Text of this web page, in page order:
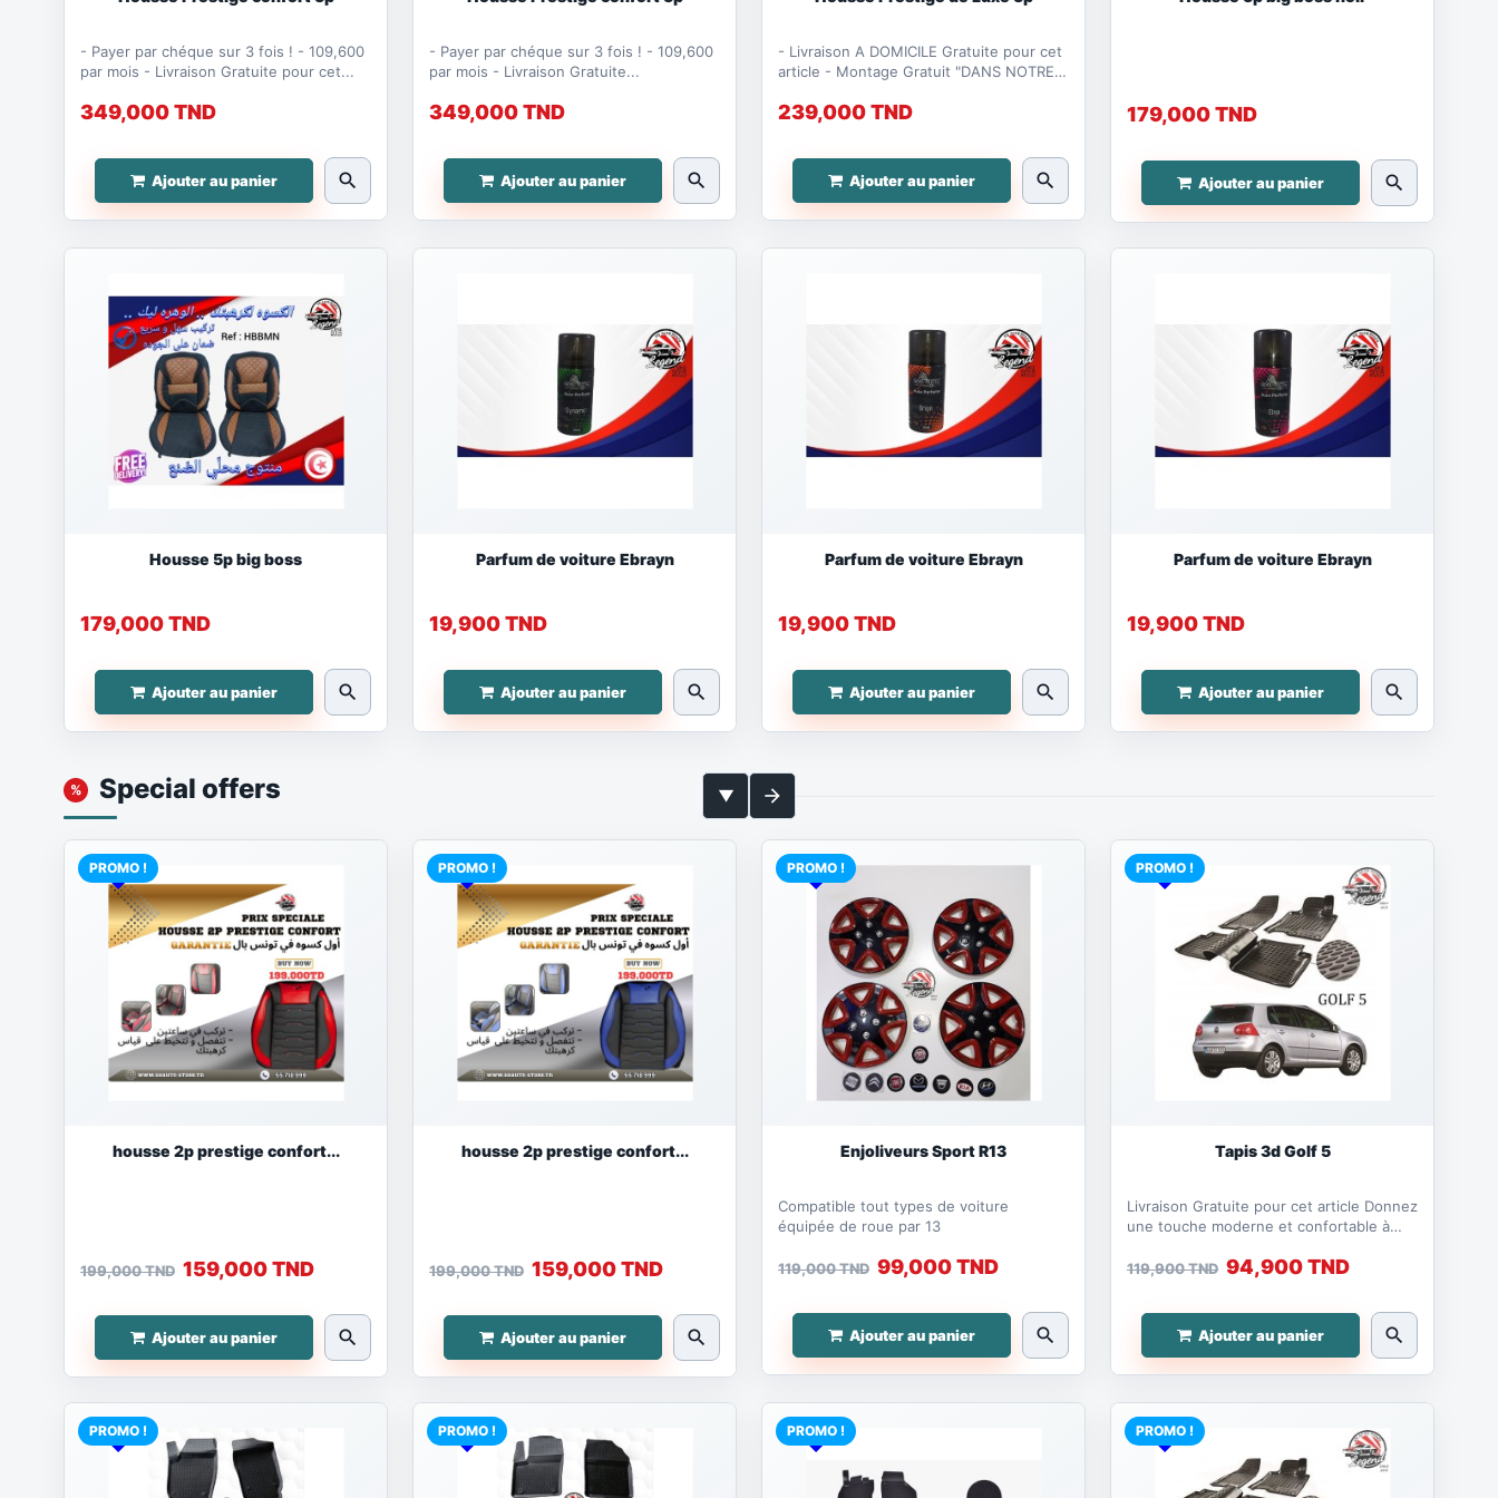
- Payer par chéque sur 3 fois ! - 109,600
par mois - Livraison Gratuite pour cet...
349,000 TND
Ajouter au panier search
- Payer par chéque sur 3 fois ! - 109,600
par mois - Livraison Gratuite...
349,000 TND
Ajouter au panier search
- Livraison A DOMICILE Gratuite pour cet
article - Montage Gratuit "DANS NOTRE
239,000 TND
Ajouter au panier search
179,000 TND
Ajouter au panier search
Housse 5p big boss
179,000 TND
Ajouter au panier search
Parfum de voiture Ebrayn
19,900 TND
Ajouter au panier search
Parfum de voiture Ebrayn
19,900 TND
Ajouter au panier search
Parfum de voiture Ebrayn
19,900 TND
Ajouter au panier search
Special offers ▼ arrow_forward
housse 2p prestige confort...
199,000 TND 159,000 TND
Ajouter au panier search
PROMO !
housse 2p prestige confort...
199,000 TND 159,000 TND
Ajouter au panier search
PROMO !
Enjoliveurs Sport R13
Compatible tout types de voiture
équipée de roue par 13
119,000 TND 99,000 TND
Ajouter au panier search
PROMO !
Tapis 3d Golf 5
Livraison Gratuite pour cet article Donnez
une touche moderne et confortable à
119,900 TND 94,900 TND
Ajouter au panier search
PROMO !
PROMO ! PROMO ! PROMO ! PROMO !